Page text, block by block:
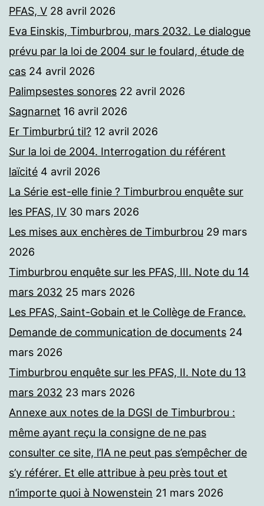
PFAS, V 28 avril 2026
Eva Einskis, Timburbrou, mars 2032. Le dialogue
prévu par la loi de 2004 sur le foulard, étude de
cas 24 avril 2026
Palimpsestes sonores 22 avril 2026
Sagnarnet 16 avril 2026
Er Timburbrú til? 12 avril 2026
Sur la loi de 2004. Interrogation du référent
laïcité 4 avril 2026
La Série est-elle finie ? Timburbrou enquête sur
les PFAS, IV 30 mars 2026
Les mises aux enchères de Timburbrou 29 mars
2026
Timburbrou enquête sur les PFAS, III. Note du 14
mars 2032 25 mars 2026
Les PFAS, Saint-Gobain et le Collège de France.
Demande de communication de documents 24
mars 2026
Timburbrou enquête sur les PFAS, II. Note du 13
mars 2032 23 mars 2026
Annexe aux notes de la DGSI de Timburbrou :
même ayant reçu la consigne de ne pas
consulter ce site, l’IA ne peut pas s’empêcher de
s’y référer. Et elle attribue à peu près tout et
n’importe quoi à Nowenstein 21 mars 2026